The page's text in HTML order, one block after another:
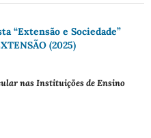
“Extensão e Sociedade”
(2025)
nas Instituições de Ensino